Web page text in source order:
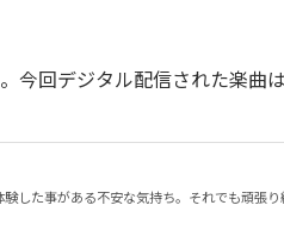
今回デジタル配信された楽曲
した事がある不安な気持ち。それでも頑張り